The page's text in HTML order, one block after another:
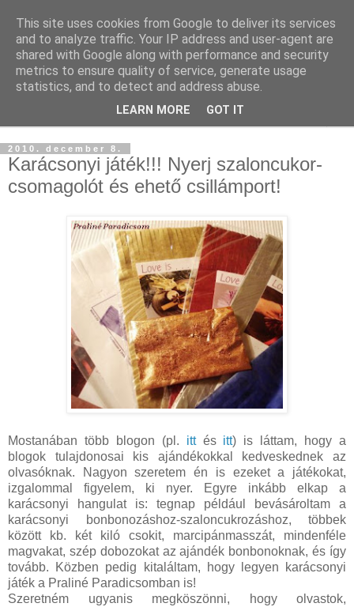
2010. december 8.
Karácsonyi játék!!! Nyerj szaloncukor-
csomagolót és ehető csillámport!
Mostanában több blogon (pl. ittés itt) is láttam, hogy a
blogok tulajdonosai kis ajándékokkal kedveskednek az
olvasóknak. Nagyon szeretem én is ezeket a játékokat,
izgalommal figyelem, ki nyer. Egyre inkább elkap a
karácsonyi hangulat is: tegnap például bevásároltam a
karácsonyi bonbonozáshoz-szaloncukrozáshoz, többek
között kb. két kiló csokit, marcipánmasszát, mindenféle
magvakat, szép dobozokat az ajándék bonbonoknak, és így
tovább. Közben pedig kitaláltam, hogy legyen karácsonyi
játék a Praliné Paradicsomban is!
Szeretném ugyanis megköszönni, hogy olvastok,
This site uses cookies from Google to deliver its services
and to analyze traffic. Your IP address and user-agent are
shared with Google along with performance and security
metrics to ensure quality of service, generate usage
statistics, and to detect and address abuse.
LEARN MORE GOT IT